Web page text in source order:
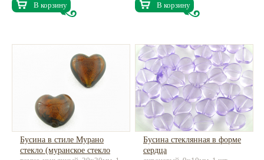
В корзину
В корзину
Бусина в стиле Мурано
стекло (муранское стекло
Бусина стеклянная в форме
сердца